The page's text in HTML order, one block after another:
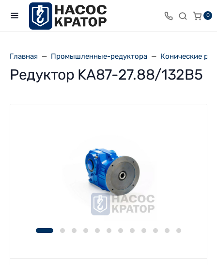
0
Главная Промышленные-редуктора Конические
Редуктор KA87-27.88/132В5